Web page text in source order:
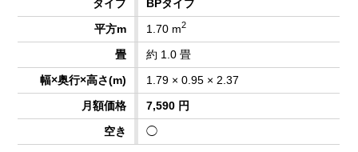
BPタイプ
1.70 m2
約 1.0 畳
1.79 × 0.95 × 2.37
7,590 円
◯